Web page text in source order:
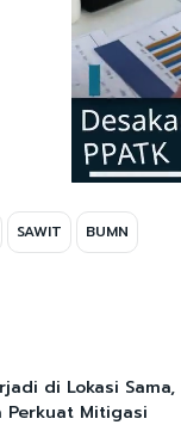
SAWIT BUMN
di Lokasi Sama,
Perkuat Mitigasi